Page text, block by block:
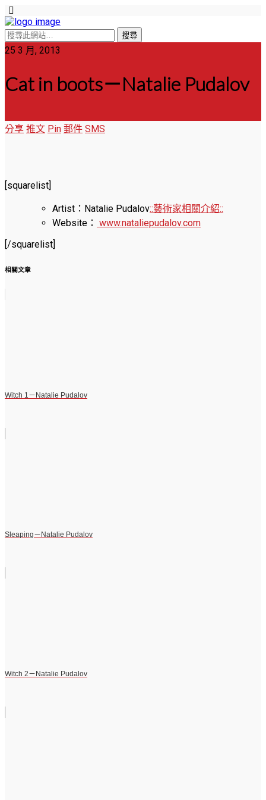
25 3 月, 2013
Cat in boots－Natalie Pudalov
分享 推文 Pin 郵件 SMS
[squarelist]
Artist：Natalie Pudalov::藝術家相關介紹::
Website： www.nataliepudalov.com
[/squarelist]
相關文章
Witch 1－Natalie Pudalov
Sleaping－Natalie Pudalov
Witch 2－Natalie Pudalov